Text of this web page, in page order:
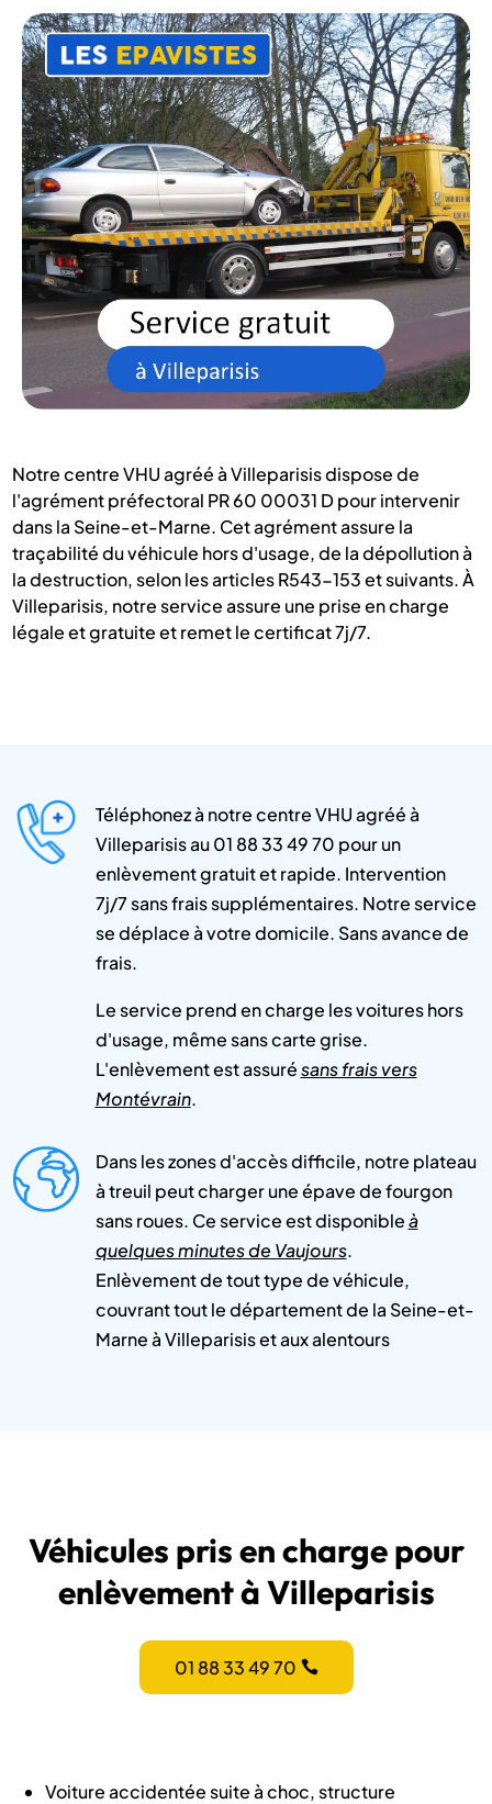
Notre centre VHU agréé à Villeparisis dispose de
l'agrément préfectoral PR 60 00031 D pour intervenir
dans la Seine-et-Marne. Cet agrément assure la
traçabilité du véhicule hors d'usage, de la dépollution à
la destruction, selon les articles R543-153 et suivants. À
Villeparisis, notre service assure une prise en charge
légale et gratuite et remet le certificat 7j/7.
Téléphonez à notre centre VHU agréé à
Villeparisis au 01 88 33 49 70 pour un
enlèvement gratuit et rapide. Intervention
7j/7 sans frais supplémentaires. Notre service
se déplace à votre domicile. Sans avance de
frais.
Le service prend en charge les voitures hors
d'usage, même sans carte grise.
L'enlèvement est assurésans frais vers
Montévrain.
Dans les zones d'accès difficile, notre plateau
à treuil peut charger une épave de fourgon
sans roues. Ce service est disponibleà
quelques minutes de Vaujours.
Enlèvement de tout type de véhicule,
couvrant tout le département de la Seine-et-
Marne à Villeparisis et aux alentours
Véhicules pris en charge pour
enlèvement à Villeparisis
01 88 33 49 70
Voiture accidentée suite à choc, structure